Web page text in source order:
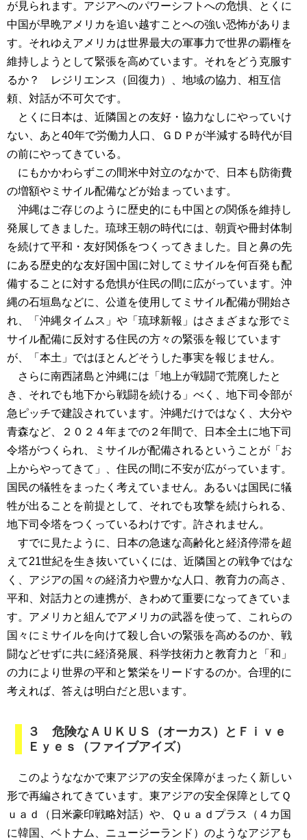
が見られます。アジアへのパワーシフトへの危惧、とくに
中国が早晩アメリカを追い越すことへの強い恐怖がありま
す。それゆえアメリカは世界最大の軍事力で世界の覇権を
維持しようとして緊張を高めています。それをどう克服す
るか？ レジリエンス（回復力）、地域の協力、相互信
頼、対話が不可欠です。
とくに日本は、近隣国との友好・協力なしにやっていけ
ない、あと40年で労働力人口、ＧＤＰが半減する時代が目
の前にやってきている。
にもかかわらずこの間米中対立のなかで、日本も防衛費
の増額やミサイル配備などが始まっています。
沖縄はご存じのように歴史的にも中国との関係を維持し
発展してきました。琉球王朝の時代には、朝貢や冊封体制
を続けて平和・友好関係をつくってきました。目と鼻の先
にある歴史的な友好国中国に対してミサイルを何百発も配
備することに対する危惧が住民の間に広がっています。沖
縄の石垣島などに、公道を使用してミサイル配備が開始さ
れ、「沖縄タイムス」や「琉球新報」はさまざまな形でミ
サイル配備に反対する住民の方々の緊張を報じています
が、「本土」ではほとんどそうした事実を報じません。
さらに南西諸島と沖縄には「地上が戦闘で荒廃したと
き、それでも地下から戦闘を続ける」べく、地下司令部が
急ピッチで建設されています。沖縄だけではなく、大分や
青森など、２０２４年までの２年間で、日本全土に地下司
令塔がつくられ、ミサイルが配備されるということが「お
上からやってきて」、住民の間に不安が広がっています。
国民の犠牲をまったく考えていません。あるいは国民に犠
牲が出ることを前提として、それでも攻撃を続けられる、
地下司令塔をつくっているわけです。許されません。
すでに見たように、日本の急速な高齢化と経済停滞を超
えて21世紀を生き抜いていくには、近隣国との戦争ではな
く、アジアの国々の経済力や豊かな人口、教育力の高さ、
平和、対話力との連携が、きわめて重要になってきていま
す。アメリカと組んでアメリカの武器を使って、これらの
国々にミサイルを向けて殺し合いの緊張を高めるのか、戦
闘などせずに共に経済発展、科学技術力と教育力と「和」
の力により世界の平和と繁栄をリードするのか。合理的に
考えれば、答えは明白だと思います。
３ 危険なＡＵＫＵＳ（オーカス）とＦｉｖｅ
Ｅｙｅｓ（ファイブアイズ）
このようななかで東アジアの安全保障がまったく新しい
形で再編されてきています。東アジアの安全保障としてＱ
ｕａｄ（日米豪印戦略対話）や、Ｑｕａｄプラス（４カ国
に韓国、ベトナム、ニュージーランド）のようなアジアも